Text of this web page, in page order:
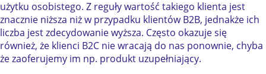
użytku osobistego. Z reguły wartość takiego klienta jest
znacznie niższa niż w przypadku klientów B2B, jednakże ich
liczba jest zdecydowanie wyższa. Często okazuje się
również, że klienci B2C nie wracają do nas ponownie, chyba
że zaoferujemy im np. produkt uzupełniający.